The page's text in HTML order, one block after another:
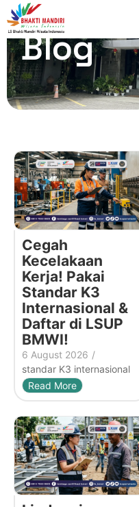
Blog
Cegah
Kecelakaan
Kerja! Pakai
Standar K3
Internasional &
Daftar di LSUP
BMWI!
6 August 2026 /
standar K3 internasional
Read More